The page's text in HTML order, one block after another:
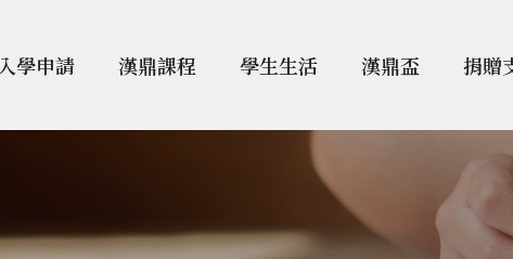
入學申請 漢鼎課程 學生生活 漢鼎盃 捐贈